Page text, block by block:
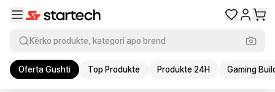
Kërko produkte, kategori apo brend
Oferta Gushti Top Produkte Produkte 24H Gaming